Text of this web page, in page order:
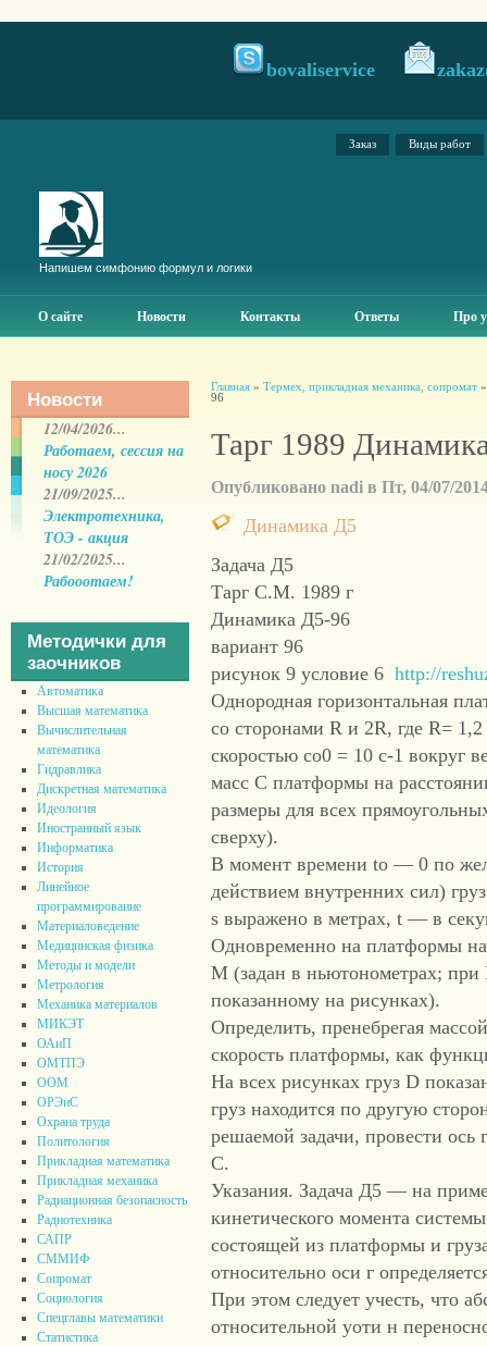
bovaliservice
Заказ Виды работ
Напишем симфонию формул и логики
О сайте Новости Контакты Ответы Про
Новости
12/04/2026...
Работаем, сессия на
носу 2026
21/09/2025...
Электротехника,
ТОЭ - акция
21/02/2025...
Рабооотаем!
Методички для
заочников
Автоматика
Высшая математика
Вычислительная
математика
Гидравлика
Дискретная математика
Идеология
Иностранный язык
Информатика
История
Линейное
программирование
Материаловедение
Медицинская физика
Методы и модели
Метрология
Механика материалов
МИКЭТ
ОАиП
ОМТПЭ
ООМ
ОРЭиС
Охрана труда
Политология
Прикладная математика
Прикладная механика
Радиационная безопасность
Радиотехника
САПР
СММИФ
Сопромат
Социология
Спецглавы математики
Статистика
Главная» Термех, прикладная механика, сопромат
96
Тарг 1989
Опубликовано nadi в Пт, 04/07/
Динамика Д5
Задача Д5
Тарг С.М. 1989 г
Динамика Д5-96
вариант 96
рисунок 9 условие 6 http://
Однородная горизонтальная
со сторонами R и 2R, где R=
скоростью со0 = 10 с-1 вокруг
масс С платформы на
размеры для всех
сверху).
В момент времени to — 0 по
действием внутренних сил)
s выражено в метрах, t — в
Одновременно на платформы
М (задан в ньютонометрах;
показанному на рисунках).
Определить, пренебрегая
скорость платформы, как
На всех рисунках груз D
груз находится по другую
решаемой задачи, провести
С.
Указания. Задача Д5 — на
кинетического момента
состоящей из платформы и
относительно оси г
При этом следует учесть, что
относительной уоти н